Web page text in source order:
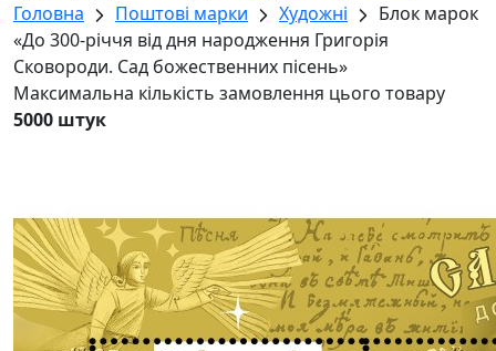
Головна
Поштові марки Художні
Блок марок
«До 300-річчя від дня народження Григорія
Сковороди. Сад божественних пісень»
Максимальна кількість замовлення цього товару
5000 штук